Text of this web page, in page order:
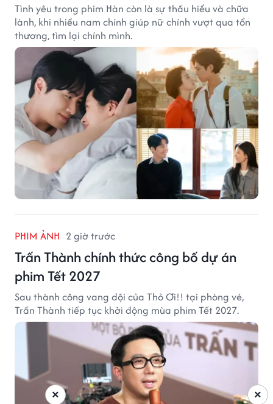
Tình yêu trong phim Hàn còn là sự thấu hiểu và chữa
lành, khi nhiều nam chính giúp nữ chính vượt qua tổn
thương, tìm lại chính mình.
PHIM ẢNH 2 giờ trước
Trấn Thành chính thức công bố dự án
phim Tết 2027
Sau thành công vang dội của Thỏ Ơi!! tại phòng vé,
Trấn Thành tiếp tục khởi động mùa phim Tết 2027.
×
×